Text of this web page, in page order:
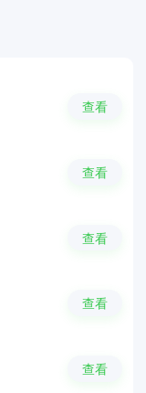
查看
查看
查看
查看
查看